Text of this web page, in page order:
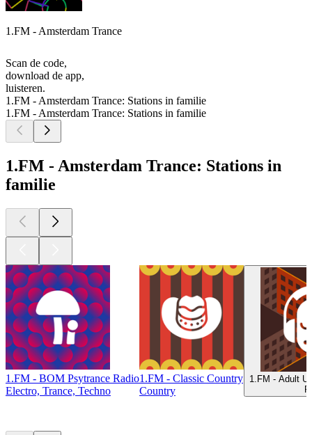
1.FM - Amsterdam Trance
Scan de code,
download de app,
luisteren.
1.FM - Amsterdam Trance: Stations in familie
1.FM - Amsterdam Trance: Stations in familie
1.FM - Amsterdam Trance: Stations in
familie
1.FM - BOM Psytrance Radio
Electro, Trance, Techno
1.FM - Classic Country
Country
1.FM - Adult